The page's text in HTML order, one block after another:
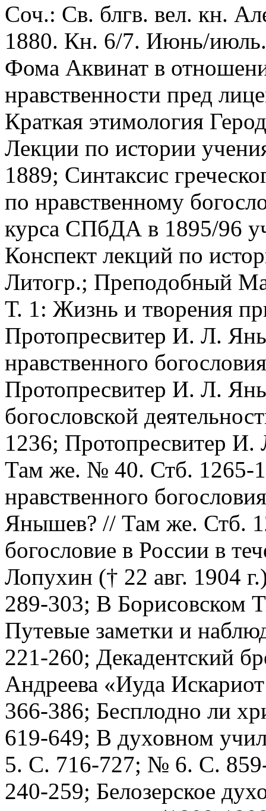
Соч.: Св. блгв. вел. кн.
1880. Кн. 6/7. Июнь/
Фома Аквинат в
нравственности пред
Краткая этимология
Лекции по истории
1889; Синтаксис
по нравственному
курса СПбДА в 1895/96
Конспект лекций по
Литогр.; Преподобный
Т. 1: Жизнь и творения
Протопресвитер И. Л.
нравственного
Протопресвитер И. Л.
богословской
1236; Протопресвитер
Там же. № 40. Стб. 1265-
нравственного
Янышев? // Там же. Стб.
богословие в России в
Лопухин († 22 авг. 1904
289-303; В Борисовском
Путевые заметки и
221-260; Декадентский
Андреева «Иуда
366-386; Бесплодно ли
619-649; В духовном
5. С. 716-727; № 6. С.
240-259; Белозерское